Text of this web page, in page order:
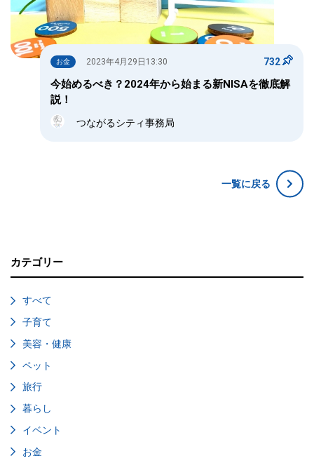
お金 2023年4月29日13:30 732
今始めるべき？2024年から始まる新NISAを徹底解
説！
つながるシティ事務局
一覧に戻る
カテゴリー
すべて
子育て
美容・健康
ペット
旅行
暮らし
イベント
お金